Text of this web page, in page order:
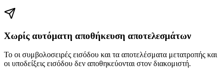
Χωρίς αυτόματη αποθήκευση αποτελεσμάτων
Το οι συμβολοσειρές εισόδου και τα αποτελέσματα μετατροπής και
οι υποδείξεις εισόδου δεν αποθηκεύονται στον διακομιστή.